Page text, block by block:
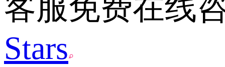
客服免费在线
Stars